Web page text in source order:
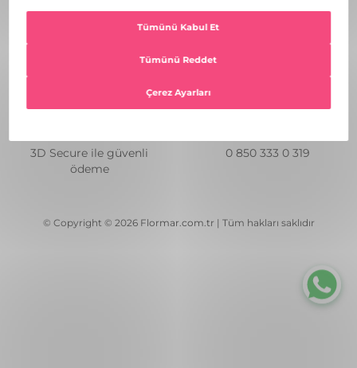
3D Secure ile güvenli
ödeme
0 850 333 0 319
© Copyright © 2026 Flormar.com.tr | Tüm hakları saklıdır